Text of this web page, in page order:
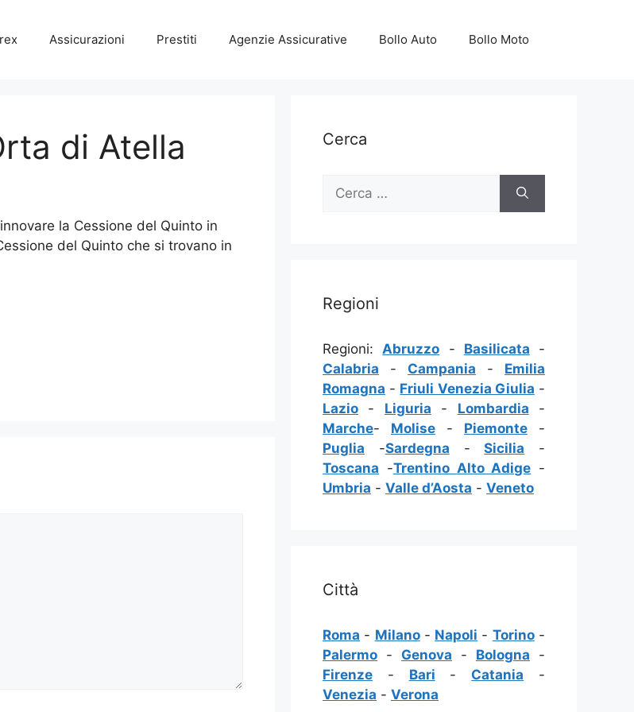
Assicurazioni Prestiti Agenzie Assicurative Bollo Auto Bollo Moto
di Atella
la Cessione del Quinto in
del Quinto che si trovano in
Cerca
Ricerca
Regioni
Regioni:Abruzzo - Basilicata -
Calabria - Campania - Emilia
Romagna - Friuli Venezia Giulia -
Lazio - Liguria - Lombardia -
Marche- Molise - Piemonte -
Puglia -Sardegna -Sicilia -
Toscana -Trentino Alto Adige -
Umbria - Valle d’Aosta - Veneto
Città
Roma - Milano- Napoli - Torino-
Palermo - Genova - Bologna -
Firenze - Bari - Catania -
Venezia - Verona